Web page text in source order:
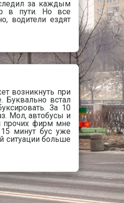
за каждым
в пути. Но все
водители ездят
возникнуть при
Буквально встал
За 10
Мол, автобусы и
прочих фирм мне
минут бус уже
ситуации больше